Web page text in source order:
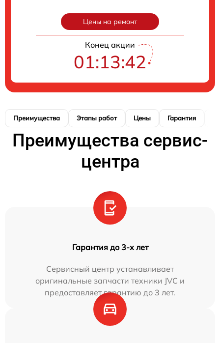
Цены на ремонт
Конец акции
01:13:41
Преимущества Этапы работ Цены Гарантия
Преимущества сервис-
центра
Гарантия до 3-х лет
Сервисный центр устанавливает
оригинальные запчасти техники JVC и
предоставляет гарантию до 3 лет.